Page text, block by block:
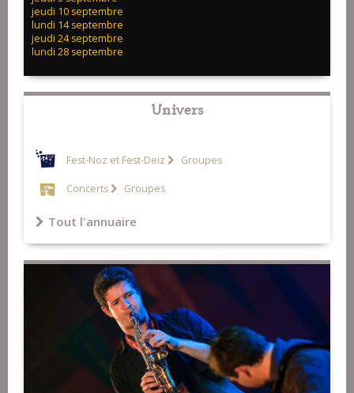
jeudi 10 septembre
lundi 14 septembre
jeudi 24 septembre
lundi 28 septembre
Univers
Fest-Noz et Fest-Deiz Groupes
Concerts Groupes
Tout l'annuaire